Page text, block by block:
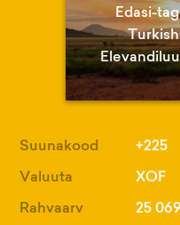
Edasi-
Suunakood
+225
Valuuta
XOF
Rahvaarv
25